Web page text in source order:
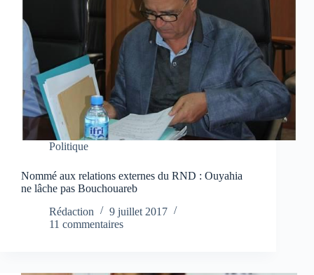
Politique
Nommé aux relations externes du RND : Ouyahia
ne lâche pas Bouchouareb
Rédaction
9 juillet 2017
11 commentaires